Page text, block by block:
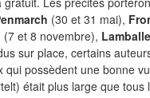
(30 et 31 mai),
(7 et 8 novembre), Lamballe
sur place, certains
possèdent une bonne
était plus large que